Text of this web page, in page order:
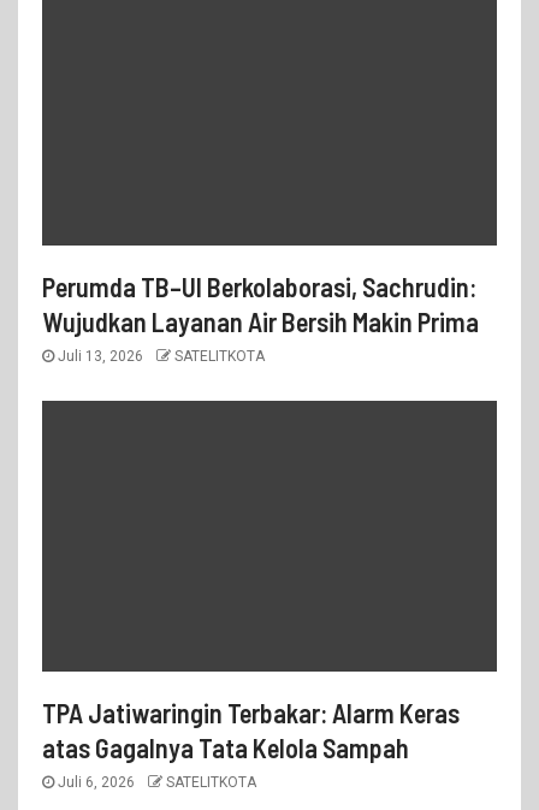
Perumda TB–UI Berkolaborasi, Sachrudin:
Wujudkan Layanan Air Bersih Makin Prima
Juli 13, 2026 SATELITKOTA
TPA Jatiwaringin Terbakar: Alarm Keras
atas Gagalnya Tata Kelola Sampah
Juli 6, 2026 SATELITKOTA